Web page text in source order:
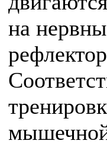
на
мышечной